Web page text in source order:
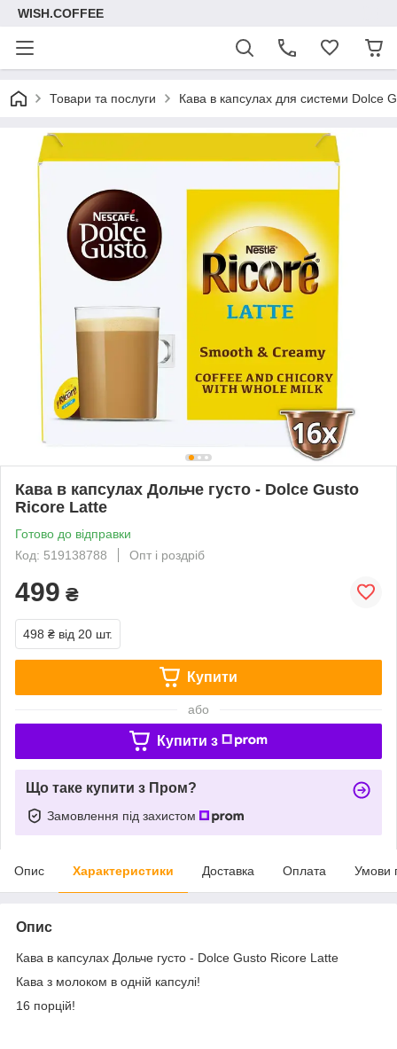
WISH.COFFEE
Товари та послуги Кава в капсулах для системи Dolce
Кава в капсулах Дольче густо - Dolce Gusto
Ricore Latte
Готово до відправки
Код: 519138788
Опт і роздріб
499 ₴
498 ₴ від 20 шт.
Купити
або
Купити з
Що таке купити з Пром?
Замовлення під захистом
Опис Характеристики Доставка Оплата Умови
Опис
Кава в капсулах Дольче густо - Dolce Gusto Ricore Latte
Кава з молоком в одній капсулі!
16 порцій!